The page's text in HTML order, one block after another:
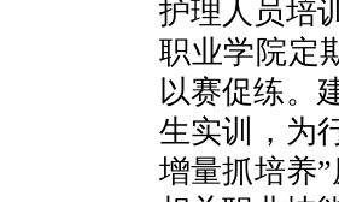
护理人员培
职业学院定
以赛促练。
生实训，为
增量抓培养